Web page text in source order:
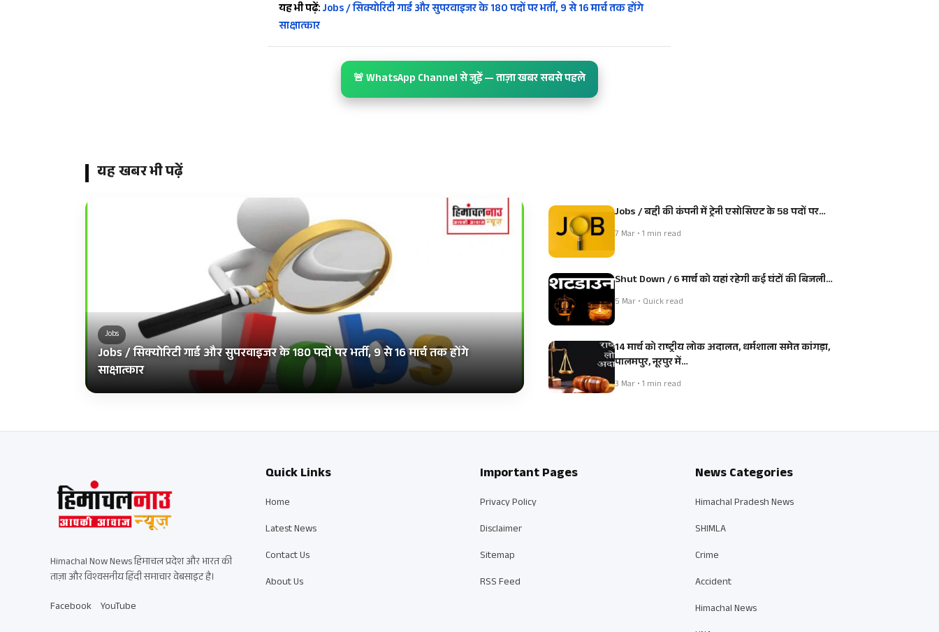
यह भी पढ़ें:Jobs / सिक्योरिटी गार्ड और सुपरवाइजर के 180 पदों पर भर्ती, 9 से 16 मार्च तक होंगे
साक्षात्कार
🚨 WhatsApp Channel से जुड़ें — ताज़ा खबर सबसे पहले
यह खबर भी पढ़ें
Jobs
Jobs / सिक्योरिटी गार्ड और सुपरवाइजर के 180 पदों पर भर्ती, 9 से 16 मार्च तक होंगे
साक्षात्कार
Jobs / बद्दी की कंपनी में ट्रेनी एसोसिएट के 58 पदों पर…
7 Mar • 1 min read
Shut Down / 6 मार्च को यहां रहेगी कई घंटों की बिजली…
5 Mar • Quick read
14 मार्च को राष्ट्रीय लोक अदालत, धर्मशाला समेत कांगड़ा,
पालमपुर, नूरपुर में…
3 Mar • 1 min read
Himachal Now News हिमाचल प्रदेश और भारत की
ताज़ा और विश्वसनीय हिंदी समाचार वेबसाइट है।
Facebook YouTube
Quick Links
Home
Latest News
Contact Us
About Us
Important Pages
Privacy Policy
Disclaimer
Sitemap
RSS Feed
News Categories
Himachal Pradesh News
SHIMLA
Crime
Accident
Himachal News